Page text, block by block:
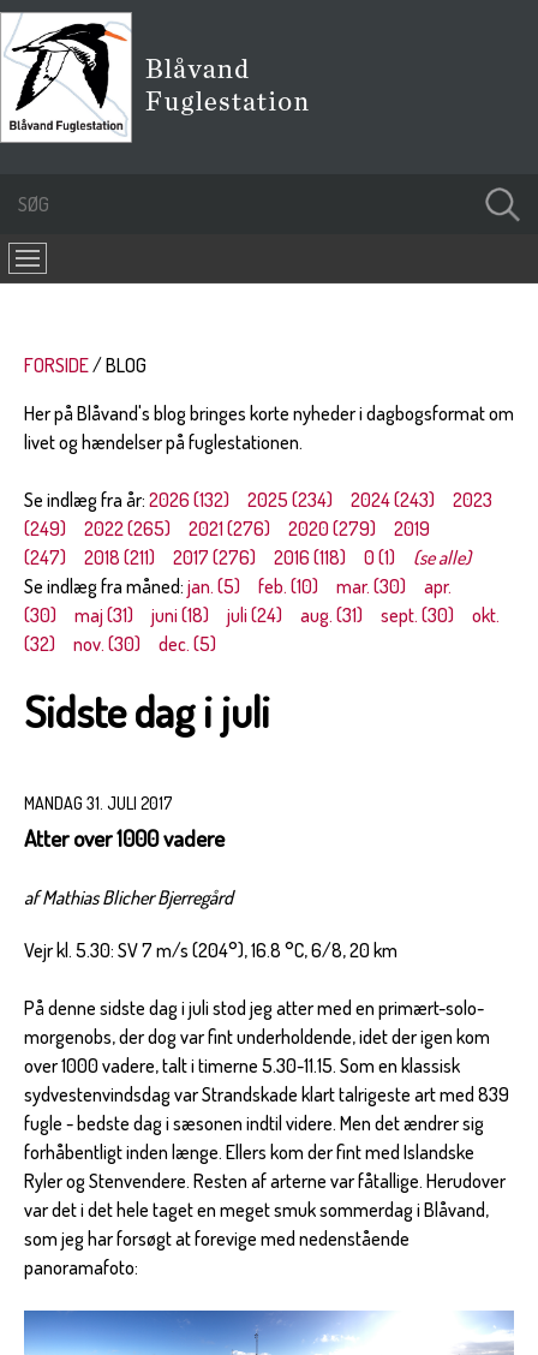
FORSIDE
BLOG
Her på Blåvand's blog bringes korte nyheder i dagbogsformat om
livet og hændelser på fuglestationen.
Se indlæg fra år: 2026 (132) 2025 (234) 2024 (243)
2023
(249)
2022 (265) 2021 (276) 2020 (279)
2019
(247)
2018 (211) 2017 (276) 2016 (118) 0 (1)
(se alle)
Se indlæg fra måned: jan. (5) feb. (10) mar. (30)
apr.
(30)
maj (31) juni (18) juli (24) aug. (31) sept. (30)
okt.
(32)
nov. (30) dec. (5)
Sidste dag i juli
MANDAG 31. JULI 2017
Atter over 1000 vadere
af Mathias Blicher Bjerregård
Vejr kl. 5.30: SV 7 m/s (204°), 16.8 °C, 6/8, 20 km
På denne sidste dag i juli stod jeg atter med en primært-solo-
morgenobs, der dog var fint underholdende, idet der igen kom
over 1000 vadere, talt i timerne 5.30-11.15. Som en klassisk
sydvestenvindsdag var Strandskade klart talrigeste art med 839
fugle - bedste dag i sæsonen indtil videre. Men det ændrer sig
forhåbentligt inden længe. Ellers kom der fint med Islandske
Ryler og Stenvendere. Resten af arterne var fåtallige. Herudover
var det i det hele taget en meget smuk sommerdag i Blåvand,
som jeg har forsøgt at forevige med nedenstående
panoramafoto: